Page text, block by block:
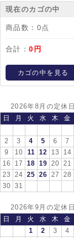
現在のカゴの中
商品数： 0点
合計：0円
カゴの中を見る
2026年8月の定休日
日
月 火 水 木 金
2
3 4 5 6 7
9
10 11 12 13 14
16
17 18 19 20 21
23
24 25 26 27 28
30
31
2026年9月の定休日
日
月 火 水 木 金
1
2 3 4